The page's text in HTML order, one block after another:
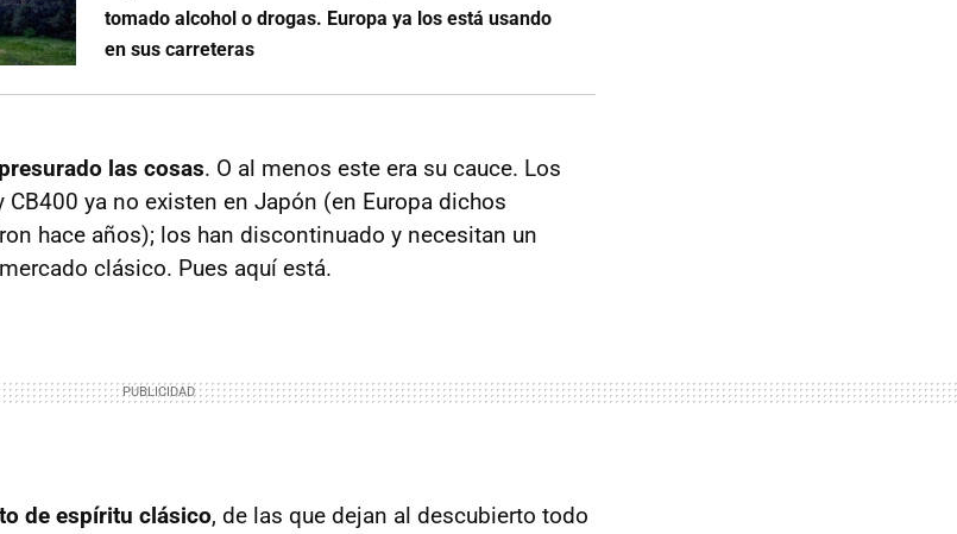
tomado alcohol o drogas. Europa ya los está usando
en sus carreteras
las cosas. O al menos este era su cauce. Los
ya no existen en Japón (en Europa dichos
hace años); los han discontinuado y necesitan un
clásico. Pues aquí está.
de espíritu clásico, de las que dejan al descubierto todo